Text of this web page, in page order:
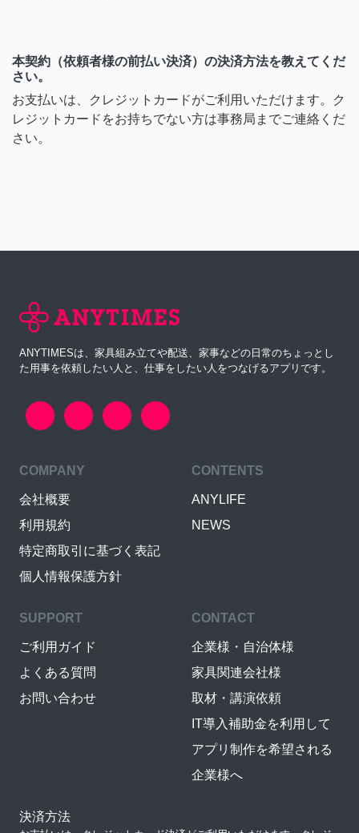
本契約（依頼者様の前払い決済）の決済方法を教えてくだ
さい。
お支払いは、クレジットカードがご利用いただけます。ク
レジットカードをお持ちでない方は事務局までご連絡くだ
さい。
ANYTIMESは、家具組み立てや配送、家事などの日常のちょっとし
た用事を依頼したい人と、仕事をしたい人をつなげるアプリです。
COMPANY
会社概要
利用規約
特定商取引に基づく表記
個人情報保護方針
CONTENTS
ANYLIFE
NEWS
SUPPORT
ご利用ガイド
よくある質問
お問い合わせ
CONTACT
企業様・自治体様
家具関連会社様
取材・講演依頼
IT導入補助金を利用して
アプリ制作を希望される
企業様へ
決済方法